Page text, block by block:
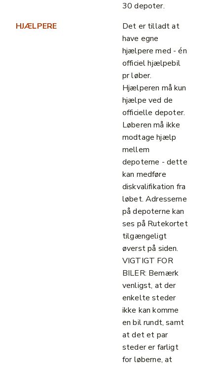
30 depoter.
HJÆLPERE
Det er tilladt at
have egne
hjælpere med - én
officiel hjælpebil
pr løber.
Hjælperen må kun
hjælpe ved de
officielle depoter.
Løberen må ikke
modtage hjælp
mellem
depoterne - dette
kan medføre
diskvalifikation fra
løbet. Adresserne
på depoterne kan
ses på Rutekortet
tilgængeligt
øverst på siden.
VIGTIGT FOR
BILER: Bemærk
venligst, at der
enkelte steder
ikke kan komme
en bil rundt, samt
at det et par
steder er farligt
for løberne, at